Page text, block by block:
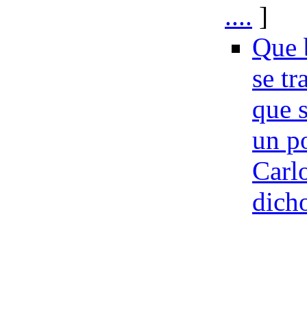
....
Que
se
que
un